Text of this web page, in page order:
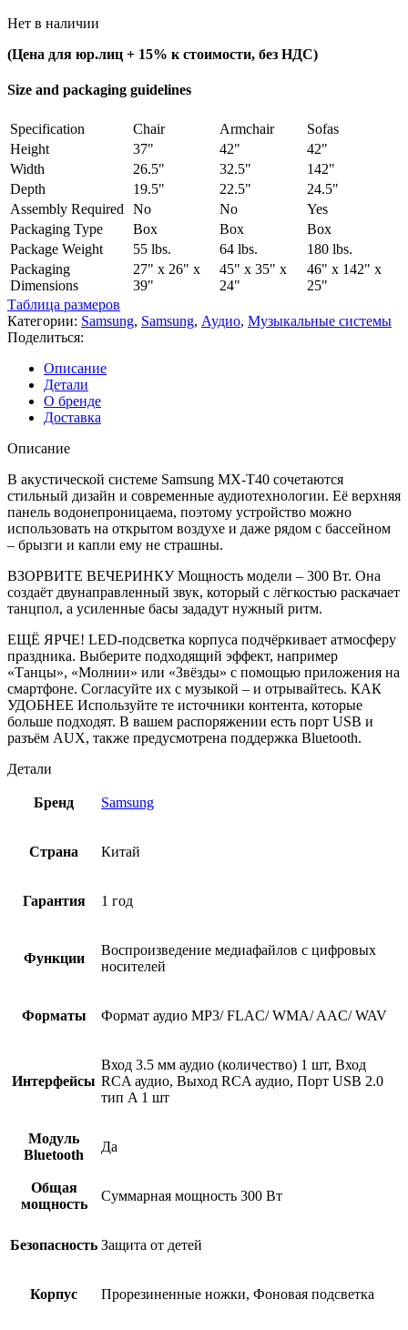
Нет в наличии
(Цена для юр.лиц + 15% к стоимости, без НДС)
Size and packaging guidelines
Specification Chair Armchair
Sofas
Height
37" 42"
42"
Width
26.5" 32.5"
142"
Depth
19.5" 22.5"
24.5"
Assembly Required
No No
Yes
Packaging Type
Box Box
Box
Package Weight
55 lbs. 64 lbs.
180 lbs.
Packaging
Dimensions
27" x 26" x
39"
45" x 35" x
24"
46" x 142" x
25"
Таблица размеров
Категории: Samsung, Samsung, Аудио, Музыкальные системы
Поделиться:
Описание
Детали
О бренде
Доставка
Описание
В акустической системе Samsung MX-T40 сочетаются
стильный дизайн и современные аудиотехнологии. Её верхняя
панель водонепроницаема, поэтому устройство можно
использовать на открытом воздухе и даже рядом с бассейном
– брызги и капли ему не страшны.
ВЗОРВИТЕ ВЕЧЕРИНКУ Мощность модели – 300 Вт. Она
создаёт двунаправленный звук, который с лёгкостью раскачает
танцпол, а усиленные басы зададут нужный ритм.
ЕЩЁ ЯРЧЕ! LED-подсветка корпуса подчёркивает атмосферу
праздника. Выберите подходящий эффект, например
«Танцы», «Молнии» или «Звёзды» с помощью приложения на
смартфоне. Согласуйте их с музыкой – и отрывайтесь. КАК
УДОБНЕЕ Используйте те источники контента, которые
больше подходят. В вашем распоряжении есть порт USB и
разъём AUX, также предусмотрена поддержка Bluetooth.
Детали
Бренд Samsung
Страна Китай
Гарантия 1 год
Функции
Воспроизведение медиафайлов с цифровых
носителей
Форматы Формат аудио MP3/ FLAC/ WMA/ AAC/ WAV
Интерфейсы
Вход 3.5 мм аудио (количество) 1 шт, Вход
RCA аудио, Выход RCA аудио, Порт USB 2.0
тип A 1 шт
Модуль
Bluetooth
Да
Общая
мощность
Суммарная мощность 300 Вт
Безопасность Защита от детей
Корпус Прорезиненные ножки, Фоновая подсветка